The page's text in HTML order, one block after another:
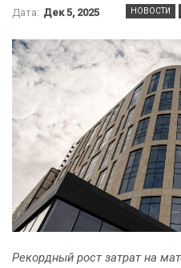
НОВОСТИ
Дата: Дек 5, 2025
Рекордный рост затрат на